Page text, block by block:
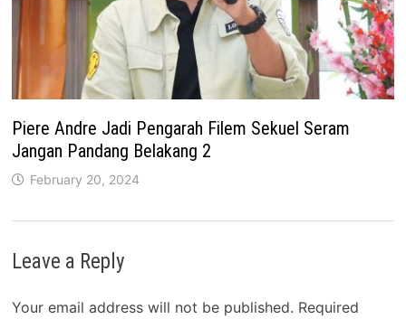
Piere Andre Jadi Pengarah Filem Sekuel Seram
Jangan Pandang Belakang 2
February 20, 2024
Leave a Reply
Your email address will not be published. Required